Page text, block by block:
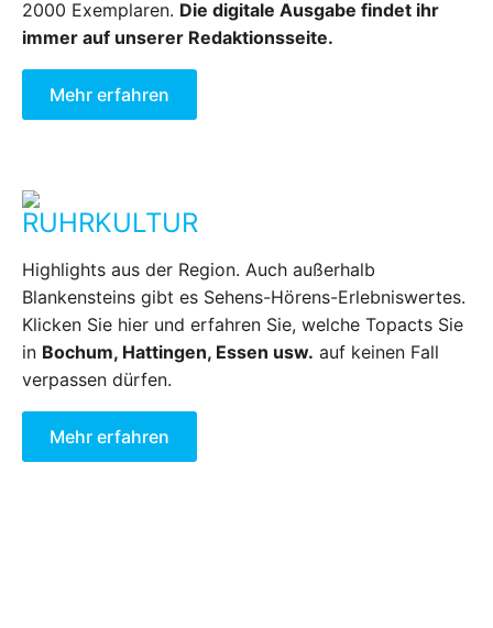
2000 Exemplaren. Die digitale Ausgabe findet ihr
immer auf unserer Redaktionsseite.
Mehr erfahren
RUHRKULTUR
Highlights aus der Region. Auch außerhalb
Blankensteins gibt es Sehens-Hörens-Erlebniswertes.
Klicken Sie hier und erfahren Sie, welche Topacts Sie
in Bochum, Hattingen, Essen usw. auf keinen Fall
verpassen dürfen.
Mehr erfahren